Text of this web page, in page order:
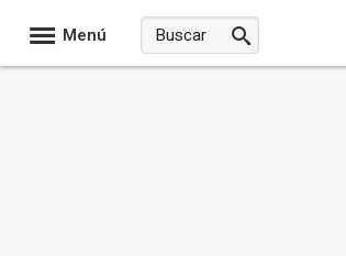
Menú